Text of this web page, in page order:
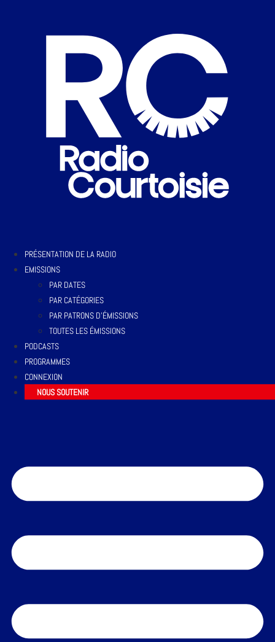
PRÉSENTATION DE LA RADIO
EMISSIONS
PAR DATES
PAR CATÉGORIES
PAR PATRONS D’ÉMISSIONS
TOUTES LES ÉMISSIONS
PODCASTS
PROGRAMMES
CONNEXION
NOUS SOUTENIR